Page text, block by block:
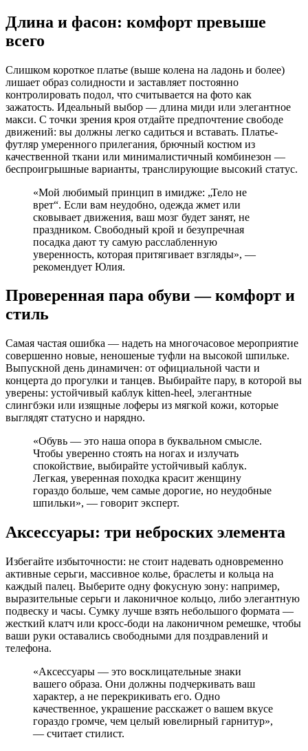
Длина и фасон: комфорт превыше
всего
Слишком короткое платье (выше колена на ладонь и более)
лишает образ солидности и заставляет постоянно
контролировать подол, что считывается на фото как
зажатость. Идеальный выбор — длина миди или элегантное
макси. С точки зрения кроя отдайте предпочтение свободе
движений: вы должны легко садиться и вставать. Платье-
футляр умеренного прилегания, брючный костюм из
качественной ткани или минималистичный комбинезон —
беспроигрышные варианты, транслирующие высокий статус.
«Мой любимый принцип в имидже: „Тело не
врет“. Если вам неудобно, одежда жмет или
сковывает движения, ваш мозг будет занят, не
праздником. Свободный крой и безупречная
посадка дают ту самую расслабленную
уверенность, которая притягивает взгляды», —
рекомендует Юлия.
Проверенная пара обуви — комфорт и
стиль
Самая частая ошибка — надеть на многочасовое мероприятие
совершенно новые, неношеные туфли на высокой шпильке.
Выпускной день динамичен: от официальной части и
концерта до прогулки и танцев. Выбирайте пару, в которой вы
уверены: устойчивый каблук kitten-heel, элегантные
слингбэки или изящные лоферы из мягкой кожи, которые
выглядят статусно и нарядно.
«Обувь — это наша опора в буквальном смысле.
Чтобы уверенно стоять на ногах и излучать
спокойствие, выбирайте устойчивый каблук.
Легкая, уверенная походка красит женщину
гораздо больше, чем самые дорогие, но неудобные
шпильки», — говорит эксперт.
Аксессуары: три неброских элемента
Избегайте избыточности: не стоит надевать одновременно
активные серьги, массивное колье, браслеты и кольца на
каждый палец. Выберите одну фокусную зону: например,
выразительные серьги и лаконичное кольцо, либо элегантную
подвеску и часы. Сумку лучше взять небольшого формата —
жесткий клатч или кросс-боди на лаконичном ремешке, чтобы
ваши руки оставались свободными для поздравлений и
телефона.
«Аксессуары — это восклицательные знаки
вашего образа. Они должны подчеркивать ваш
характер, а не перекрикивать его. Одно
качественное, украшение расскажет о вашем вкусе
гораздо громче, чем целый ювелирный гарнитур»,
— считает стилист.